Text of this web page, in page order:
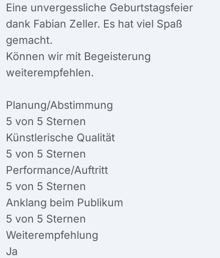
Eine unvergessliche Geburtstagsfeier
dank Fabian Zeller. Es hat viel Spaß
gemacht.
Können wir mit Begeisterung
weiterempfehlen.
Planung/Abstimmung
5 von 5 Sternen
Künstlerische Qualität
5 von 5 Sternen
Performance/Auftritt
5 von 5 Sternen
Anklang beim Publikum
5 von 5 Sternen
Weiterempfehlung
Ja